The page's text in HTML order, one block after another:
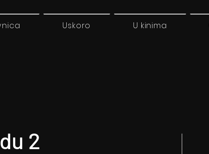
Uskoro U kinima
2